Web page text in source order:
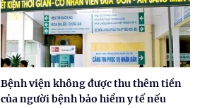
Bệnh viện không được thu thêm tiền
của người bệnh bảo hiểm y tế nếu